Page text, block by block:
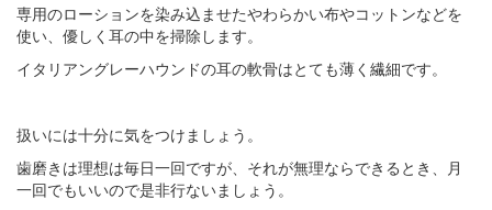
専用のローションを染み込ませたやわらかい布やコットンなどを
使い、優しく耳の中を掃除します。
イタリアングレーハウンドの耳の軟骨はとても薄く繊細です。
扱いには十分に気をつけましょう。
歯磨きは理想は毎日一回ですが、それが無理ならできるとき、月
一回でもいいので是非行ないましょう。